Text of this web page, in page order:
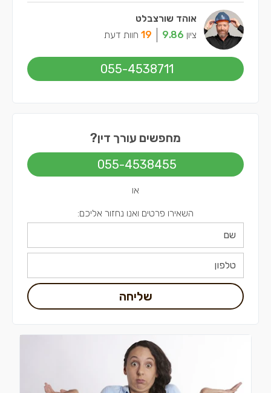
אוהד שורצבלט
ציון 9.86
19 חוות דעת
055-4538711
מחפשים עורך דין?
055-4538455
או
השאירו פרטים ואנו נחזור אליכם:
שליחה